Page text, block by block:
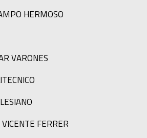
HERMOSO
VARONES
FERRER